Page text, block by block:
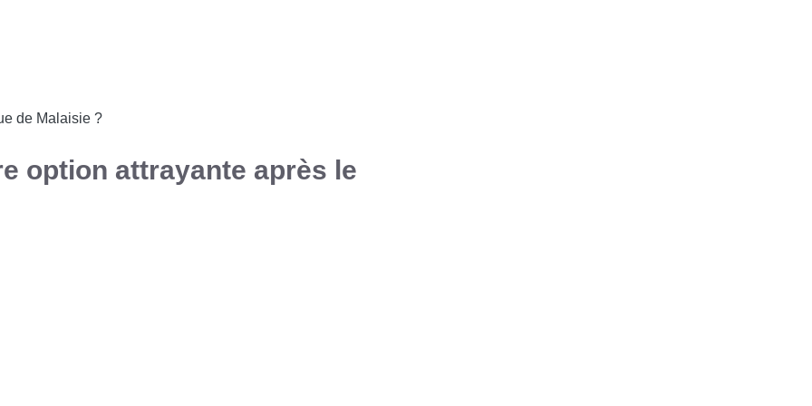
de Malaisie ?
option attrayante après le